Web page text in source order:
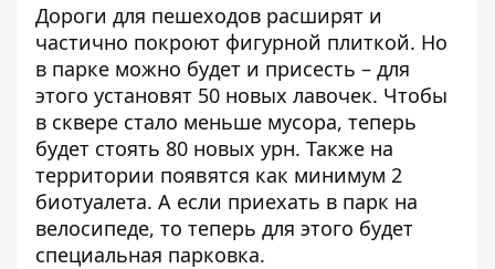
Дороги для пешеходов расширят и
частично покроют фигурной плиткой. Но
в парке можно будет и присесть – для
этого установят 50 новых лавочек. Чтобы
в сквере стало меньше мусора, теперь
будет стоять 80 новых урн. Также на
территории появятся как минимум 2
биотуалета. А если приехать в парк на
велосипеде, то теперь для этого будет
специальная парковка.